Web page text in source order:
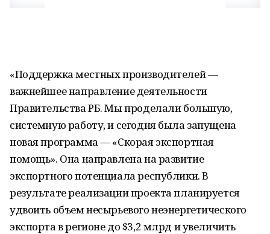
«Поддержка местных производителей —
важнейшее направление деятельности
Правительства РБ. Мы проделали большую,
системную работу, и сегодня была запущена
новая программа — «Скорая экспортная
помощь». Она направлена на развитие
экспортного потенциала республики. В
результате реализации проекта планируется
удвоить объем несырьевого неэнергетического
экспорта в регионе до $3,2 млрд и увеличить